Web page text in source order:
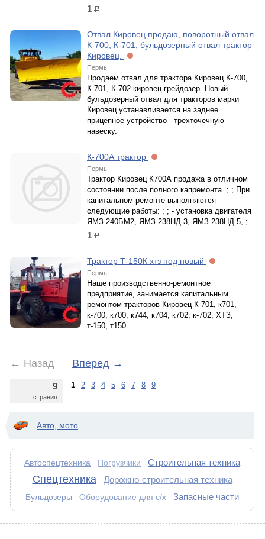
1 р.
Отвал Кировец продаю, поворотный отвал
К-700, К-701, бульдозерный отвал трактор
Кировец.
Пермь
Продаем отвал для трактора Кировец К-700,
К-701, К-702 кировец-грейдозер. Новый
бульдозерный отвал для тракторов марки
Кировец устанавливается на заднее
прицепное устройство - трехточечную
навеску.
К-700А трактор
Пермь
Трактор Кировец К700А продажа в отличном
состоянии после полного капремонта. ; ; При
капитальном ремонте выполняются
следующие работы: ; ; - установка двигателя
ЯМЗ-240БМ2, ЯМЗ-238НД-3, ЯМЗ-238НД-5, ;
1 р.
Трактор Т-150К хтз под новый
Пермь
Наше производственно-ремонтное
предприятие, занимается капитальным
ремонтом тракторов Кировец К-701, к701,
к-700, к700, к744, к704, к702, к-702, ХТЗ,
т-150, т150
← Назад Вперед →
9
страниц
1 2 3 4 5 6 7 8 9
Авто, мото
Автоспецтехника Погрузчики Строительная техника
Спецтехника Дорожно-строительная техника
Бульдозеры Оборудование для с/х Запасные части